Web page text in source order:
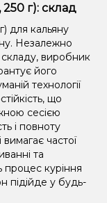
г): склад
для кальяну
Незалежно
виробник
його
технології
що
сесією
і повноту
вимагає частої
та
процес куріння
підійде у будь-